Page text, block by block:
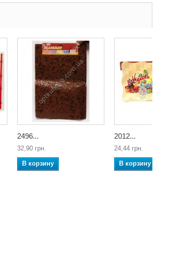
2496...
32,90 грн.
В корзину
2012...
24,44 грн.
В корзину